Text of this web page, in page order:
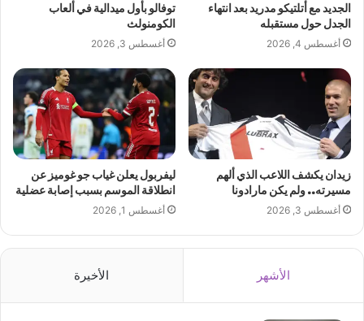
الجديد مع أتلتيكو مدريد بعد انتهاء
الجدل حول مستقبله
أغسطس 4, 2026
توفالو بأول ميدالية في ألعاب
الكومنولث
أغسطس 3, 2026
زيدان يكشف اللاعب الذي ألهم
مسيرته.. ولم يكن مارادونا
أغسطس 3, 2026
ليفربول يعلن غياب جو غوميز عن
انطلاقة الموسم بسبب إصابة عضلية
أغسطس 1, 2026
الأشهر الأخيرة